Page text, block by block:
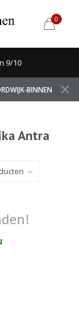
0
9/10
BINNEN
Antra